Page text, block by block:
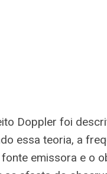
Doppler foi
essa teoria, a
emissora e o